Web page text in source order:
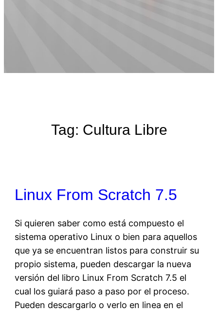
Tag: Cultura Libre
Linux From Scratch 7.5
Si quieren saber como está compuesto el
sistema operativo Linux o bien para aquellos
que ya se encuentran listos para construir su
propio sistema, pueden descargar la nueva
versión del libro Linux From Scratch 7.5 el
cual los guiará paso a paso por el proceso.
Pueden descargarlo o verlo en linea en el